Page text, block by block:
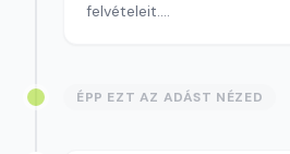
felvételeit.
ÉPP EZT AZ ADÁST NÉZED